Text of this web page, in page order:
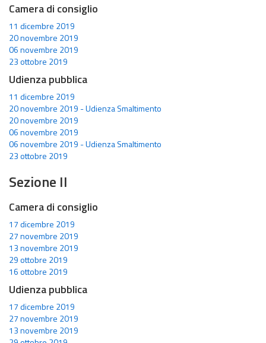
Camera di consiglio
11 dicembre 2019
20 novembre 2019
06 novembre 2019
23 ottobre 2019
Udienza pubblica
11 dicembre 2019
20 novembre 2019 - Udienza Smaltimento
20 novembre 2019
06 novembre 2019
06 novembre 2019 - Udienza Smaltimento
23 ottobre 2019
Sezione II
Camera di consiglio
17 dicembre 2019
27 novembre 2019
13 novembre 2019
29 ottobre 2019
16 ottobre 2019
Udienza pubblica
17 dicembre 2019
27 novembre 2019
13 novembre 2019